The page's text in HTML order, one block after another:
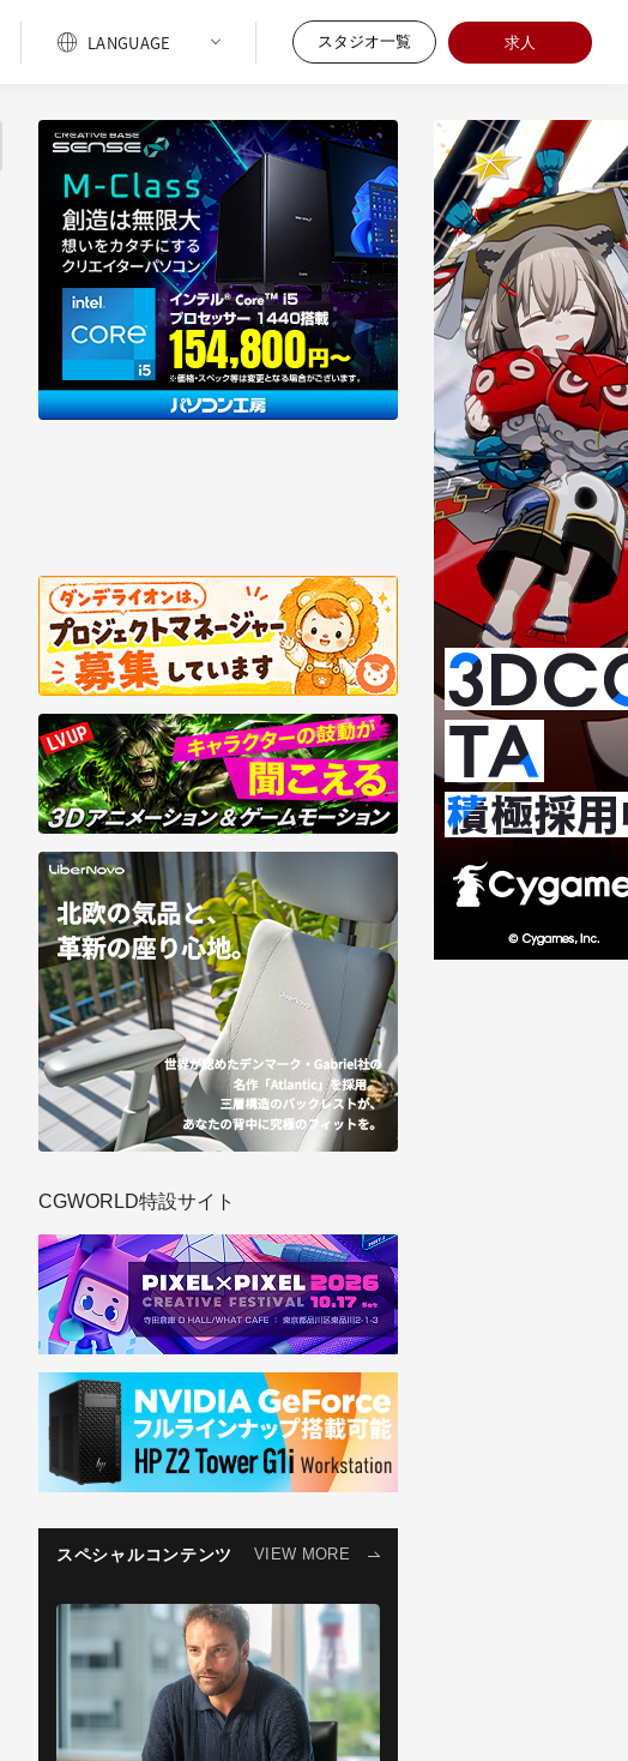
スタジオ一覧 求人
CGWORLD特設サイト
スペシャルコンテンツ VIEW MORE